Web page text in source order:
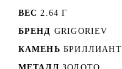
ВЕС 2.64 Г
БРЕНД GRIGORIEV
КАМЕНЬ БРИЛЛИАНТ